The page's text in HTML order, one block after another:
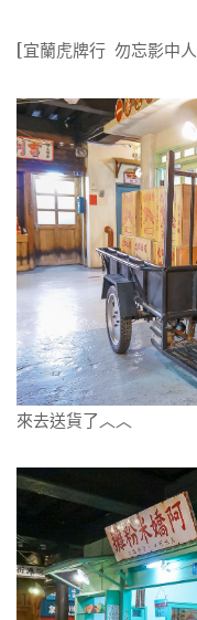
[宜蘭虎牌行 勿忘影中人]
來去送貨了︿︿